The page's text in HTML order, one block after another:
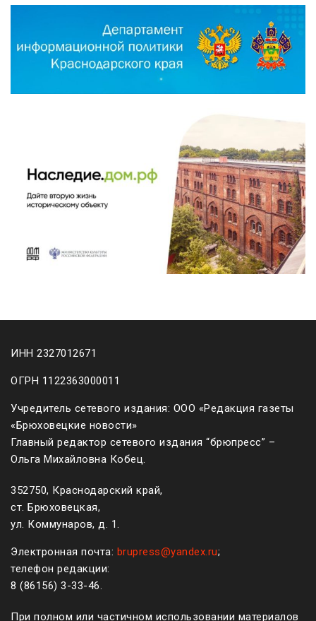
ИНН 2327012671
ОГРН 1122363000011
Учредитель сетевого издания: ООО «Редакция газеты
«Брюховецкие новости»
Главный редактор сетевого издания “брюпресс” –
Ольга Михайловна Кобец.
352750, Краснодарский край,
ст. Брюховецкая,
ул. Коммунаров, д. 1.
Электронная почта: brupress@yandex.ru;
телефон редакции:
8 (861 56) 3-33-46.
При полном или частичном использовании материалов